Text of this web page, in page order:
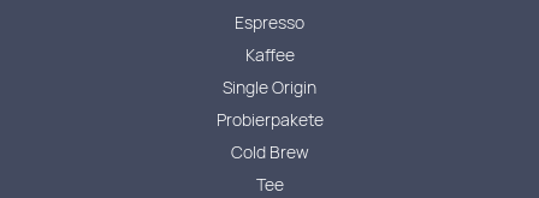
Espresso
Kaffee
Single Origin
Probierpakete
Cold Brew
Tee